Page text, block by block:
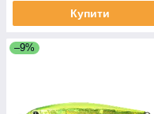
Купити
–9%